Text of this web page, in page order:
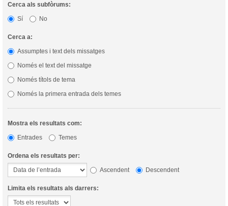
Cerca als subfòrums:
Sí
No
Cerca a:
Assumptes i text dels missatges
Només el text del missatge
Només títols de tema
Només la primera entrada dels temes
Mostra els resultats com:
Entrades
Temes
Ordena els resultats per:
Ascendent
Descendent
Limita els resultats als darrers: